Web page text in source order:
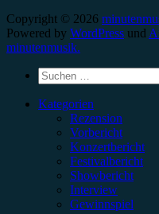
Copyright © 2026
Powered by WordPress und
minutenmusik.
Suchen
nach:
Kategorien
Rezension
Vorbericht
Konzertbericht
Festivalbericht
Showbericht
Interview
Gewinnspiel